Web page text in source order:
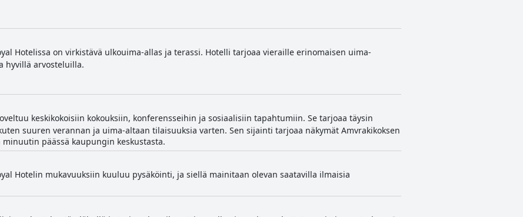
Hotelissa on virkistävä ulkouima-allas ja terassi. Hotelli tarjoaa vieraille erinomaisen uima-
hyvillä arvosteluilla.
keskikokoisiin kokouksiin, konferensseihin ja sosiaalisiin tapahtumiin. Se tarjoaa täysin
suuren verannan ja uima-altaan tilaisuuksia varten. Sen sijainti tarjoaa näkymät Amvrakikoksen
päässä kaupungin keskustasta.
Hotelin mukavuuksiin kuuluu pysäköinti, ja siellä mainitaan olevan saatavilla ilmaisia